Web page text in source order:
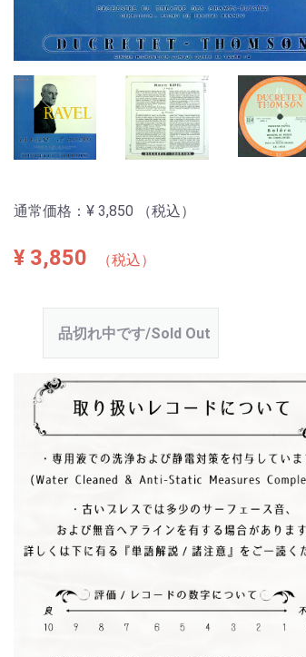
通常価格： ¥ 3,850 （税込）
¥ 3,850 （税込）
品切れ中です/Sold Out